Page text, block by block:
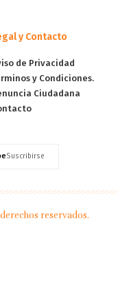
y Contacto
de Privacidad
y Condiciones.
Ciudadana
Suscribirse
reservados.